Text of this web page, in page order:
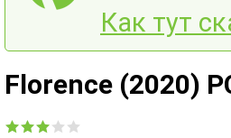
Как тут
Florence (2020)